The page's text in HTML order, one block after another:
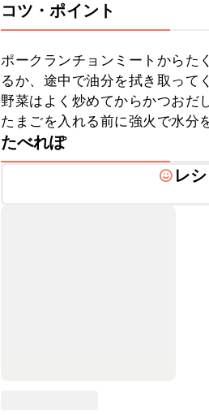
コツ・ポイント
ポークランチョンミートからた
るか、途中で油分を拭き取って
野菜はよく炒めてからかつおだ
たまごを入れる前に強火で水分
たべれぽ
レ